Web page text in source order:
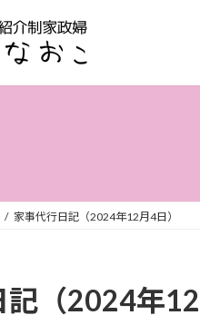
家事代行日記（2024年12月4日）
（2024年12